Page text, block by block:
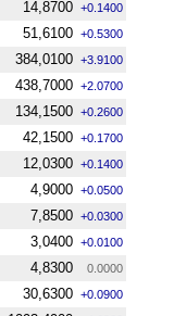
14,8700 +0.1400
51,6100 +0.5300
384,0100 +3.9100
438,7000 +2.0700
134,1500 +0.2600
42,1500 +0.1700
12,0300 +0.1400
4,9000 +0.0500
7,8500 +0.0300
3,0400 +0.0100
4,8300 0.0000
30,6300 +0.0900